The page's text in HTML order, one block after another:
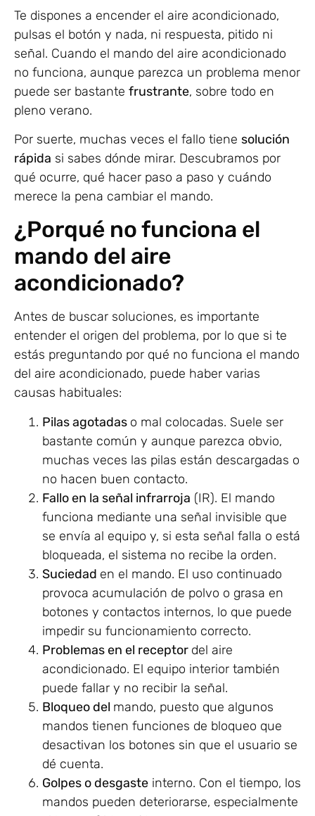
Te dispones a encender el aire acondicionado,
pulsas el botón y nada, ni respuesta, pitido ni
señal. Cuando el mando del aire acondicionado
no funciona, aunque parezca un problema menor
puede ser bastante frustrante, sobre todo en
pleno verano.
Por suerte, muchas veces el fallo tiene solución
rápida si sabes dónde mirar. Descubramos por
qué ocurre, qué hacer paso a paso y cuándo
merece la pena cambiar el mando.
¿Porqué no funciona el
mando del aire
acondicionado?
Antes de buscar soluciones, es importante
entender el origen del problema, por lo que si te
estás preguntando por qué no funciona el mando
del aire acondicionado, puede haber varias
causas habituales:
Pilas agotadas o mal colocadas. Suele ser
bastante común y aunque parezca obvio,
muchas veces las pilas están descargadas o
no hacen buen contacto.
Fallo en la señal infrarroja (IR). El mando
funciona mediante una señal invisible que
se envía al equipo y, si esta señal falla o está
bloqueada, el sistema no recibe la orden.
Suciedad en el mando. El uso continuado
provoca acumulación de polvo o grasa en
botones y contactos internos, lo que puede
impedir su funcionamiento correcto.
Problemas en el receptor del aire
acondicionado. El equipo interior también
puede fallar y no recibir la señal.
Bloqueo del mando, puesto que algunos
mandos tienen funciones de bloqueo que
desactivan los botones sin que el usuario se
dé cuenta.
Golpes o desgaste interno. Con el tiempo, los
mandos pueden deteriorarse, especialmente